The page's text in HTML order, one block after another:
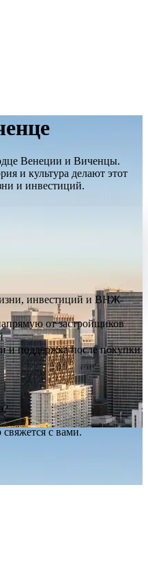
Венеции и Виченцы.
и культура делают этот
и инвестиций.
инвестиций и ВНЖ
от застройщиков
и поддержка после покупки
с вами.